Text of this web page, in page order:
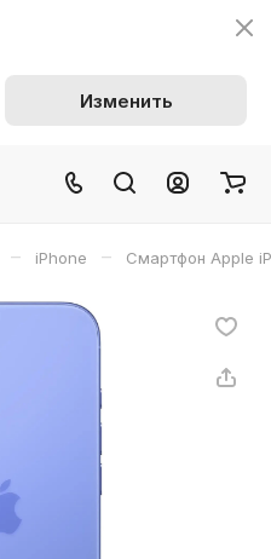
Изменить
– iPhone – Смартфон Apple